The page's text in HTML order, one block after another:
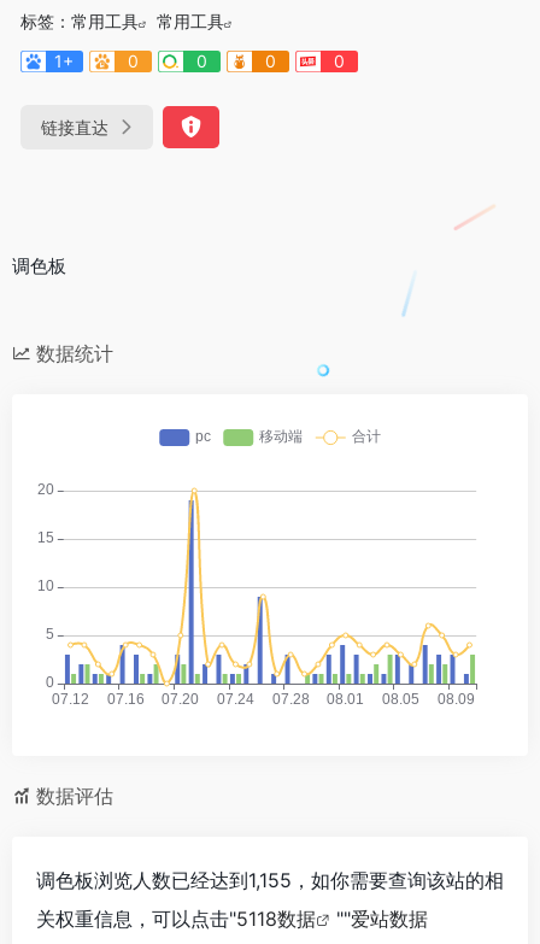
标签： 常用工具
常用工具
1+
0 0 0 0
链接直达
调色板
数据统计
数据评估
调色板浏览人数已经达到1,155，如你需要查询该站的相
关权重信息，可以点击"5118数据 ""爱站数据